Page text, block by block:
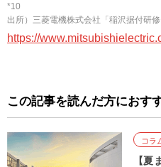
*10
出所）三菱電機株式会社「稲沢据付研
https://
この記事を読んだ方におす
コラ
【